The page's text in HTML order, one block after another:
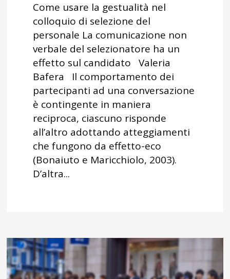
Come usare la gestualità nel
colloquio di selezione del
personale La comunicazione non
verbale del selezionatore ha un
effetto sul candidato Valeria
Bafera Il comportamento dei
partecipanti ad una conversazione
è contingente in maniera
reciproca, ciascuno risponde
all’altro adottando atteggiamenti
che fungono da effetto-eco
(Bonaiuto e Maricchiolo, 2003).
D’altra...